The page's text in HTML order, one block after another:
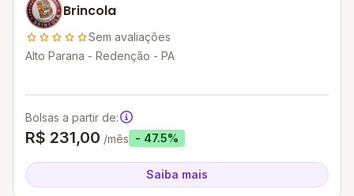
Brincola
Sem avaliações
Alto Parana - Redenção - PA
Bolsas a partir de:
R$ 231,00 /mês - 47.5%
Saiba mais